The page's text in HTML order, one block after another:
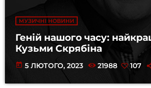
МУЗИЧНІ НОВИНИ
Геній нашого часу:
Кузьми Скрябіна
today 5 ЛЮТОГО, 2023 21988 107